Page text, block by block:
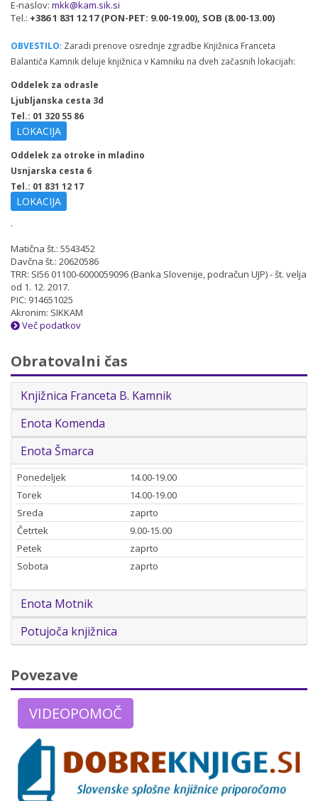
E-naslov: mkk@kam.sik.si
Tel.: +386 1 831 12 17 (PON-PET: 9.00-19.00), SOB (8.00-13.00)
OBVESTILO: Zaradi prenove osrednje zgradbe Knjižnica Franceta
Balantiča Kamnik deluje knjižnica v Kamniku na dveh začasnih lokacijah:
Oddelek za odrasle
Ljubljanska cesta 3d
Tel.: 01 320 55 86
LOKACIJA
Oddelek za otroke in mladino
Usnjarska cesta 6
Tel.: 01 831 12 17
LOKACIJA
.
Matična št.: 5543452
Davčna št.: 20620586
TRR: SI56 01100-6000059096 (Banka Slovenije, podračun UJP) - št. velja
od 1. 12. 2017.
PIC: 914651025
Akronim: SIKKAM
Več podatkov
Obratovalni čas
Knjižnica Franceta B. Kamnik
Enota Komenda
Enota Šmarca
Ponedeljek
14.00-19.00
Torek
14.00-19.00
Sreda
zaprto
Četrtek
9.00-15.00
Petek
zaprto
Sobota
zaprto
Enota Motnik
Potujoča knjižnica
Povezave
VIDEOPOMOČ